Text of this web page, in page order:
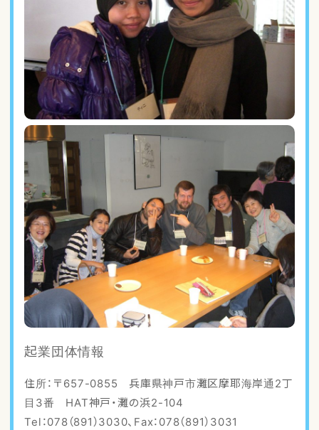
起業団体情報
住所：〒657-0855 兵庫県神戸市灘区摩耶海岸通2丁
目3番 HAT神戸・灘の浜2-104
Tel：078（891）3030、Fax：078（891）3031